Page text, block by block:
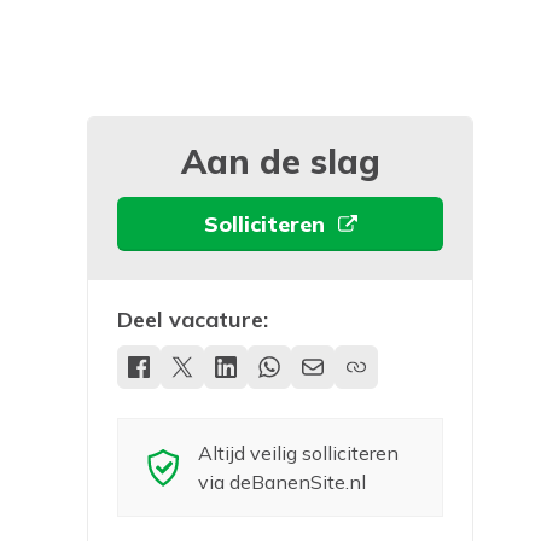
Aan de slag
Solliciteren
Deel vacature:
Altijd veilig solliciteren
via deBanenSite.nl